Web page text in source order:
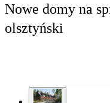
Nowe domy na
olsztyński